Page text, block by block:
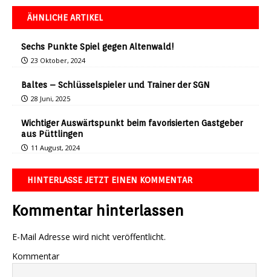
ÄHNLICHE ARTIKEL
Sechs Punkte Spiel gegen Altenwald!
23 Oktober, 2024
Baltes – Schlüsselspieler und Trainer der SGN
28 Juni, 2025
Wichtiger Auswärtspunkt beim favorisierten Gastgeber
aus Püttlingen
11 August, 2024
HINTERLASSE JETZT EINEN KOMMENTAR
Kommentar hinterlassen
E-Mail Adresse wird nicht veröffentlicht.
Kommentar